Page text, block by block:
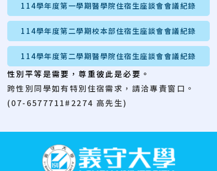
114學年度第一學期醫學院住宿生座談會會議紀錄
114學年度第二學期校本部住宿生座談會會議紀錄
114學年度第二學期醫學院住宿生座談會會議紀錄
性別平等是需要 ，尊重彼此是必要。
跨性別同學如有特別住宿需求，請洽專責窗口。
(07-6577711#2274 高先生)